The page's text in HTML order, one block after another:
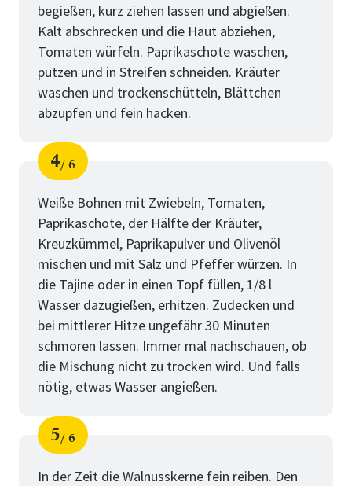
begießen, kurz ziehen lassen und abgießen.
Kalt abschrecken und die Haut abziehen,
Tomaten würfeln. Paprikaschote waschen,
putzen und in Streifen schneiden. Kräuter
waschen und trockenschütteln, Blättchen
abzupfen und fein hacken.
Schritt
4
von
6
Weiße Bohnen mit Zwiebeln, Tomaten,
Paprikaschote, der Hälfte der Kräuter,
Kreuzkümmel, Paprikapulver und Olivenöl
mischen und mit Salz und Pfeffer würzen. In
die Tajine oder in einen Topf füllen, 1/8 l
Wasser dazugießen, erhitzen. Zudecken und
bei mittlerer Hitze ungefähr 30 Minuten
schmoren lassen. Immer mal nachschauen, ob
die Mischung nicht zu trocken wird. Und falls
nötig, etwas Wasser angießen.
Schritt
5
von
6
In der Zeit die Walnusskerne fein reiben. Den